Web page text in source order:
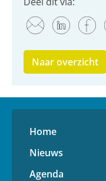
Naar overzicht
Home
Nieuws
Agenda